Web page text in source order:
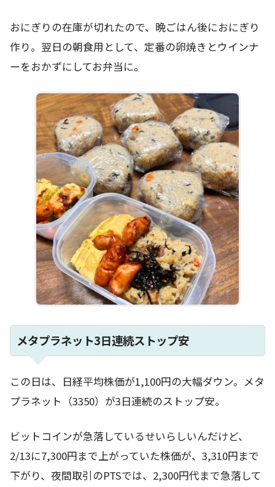
おにぎりの在庫が切れたので、晩ごはん後におにぎり
作り。翌日の朝食用として、定番の卵焼きとウインナ
ーをおかずにしてお弁当に。
メタプラネット3日連続ストップ安
この日は、日経平均株価が1,100円の大幅ダウン。メタ
プラネット（3350）が3日連続のストップ安。
ビットコインが急落しているせいらしいんだけど、
2/13に7,300円まで上がっていた株価が、3,310円まで
下がり、夜間取引のPTSでは、2,300円代まで急落して